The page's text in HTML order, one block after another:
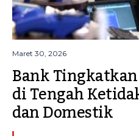
Maret 30, 2026
Bank
di Tengah
dan Domestik